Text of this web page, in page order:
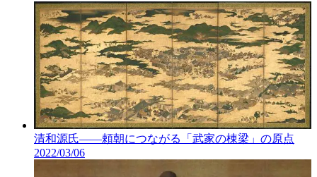
清和源氏――頼朝につながる「武家の棟梁」の原点
2022/03/06